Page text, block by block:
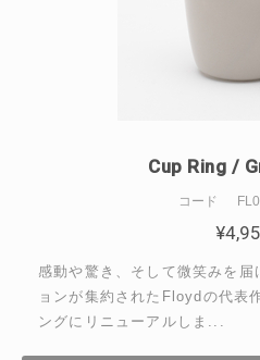
Cup Ring /
コード
¥
感動や驚き、そして微笑みを
ョンが集約されたFloydの代表
ングにリニューアルしま...